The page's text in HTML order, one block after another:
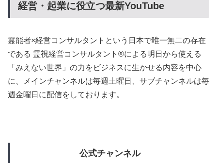
経営・起業に役立つ最新YouTube
霊能者×経営コンサルタントという日本で唯一無二の存在
である 霊視経営コンサルタント®による明日から使える
「みえない世界」の力をビジネスに生かせる内容を中心
に、メインチャンネルは毎週土曜日、サブチャンネルは毎
週金曜日に配信をしております。
公式チャンネル